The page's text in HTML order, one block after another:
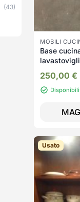
(43)
MOBILI
Base
250,00 €
Usato